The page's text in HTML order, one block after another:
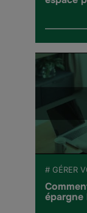
# GÉRER
épargne